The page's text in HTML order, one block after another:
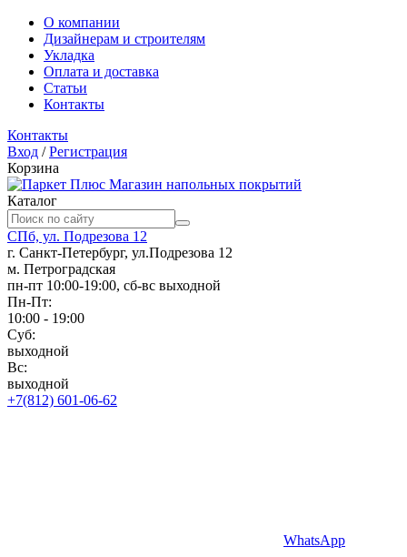
О компании
Дизайнерам и строителям
Укладка
Оплата и доставка
Статьи
Контакты
Контакты
Вход /Регистрация
Корзина
Магазин напольных покрытий
Каталог
СПб, ул. Подрезова 12
г. Санкт-Петербург, ул.Подрезова 12
м. Петроградская
пн-пт 10:00-19:00, сб-вс выходной
Пн-Пт:
10:00 - 19:00
Суб:
выходной
Вс:
выходной
+7(812) 601-06-62
WhatsApp